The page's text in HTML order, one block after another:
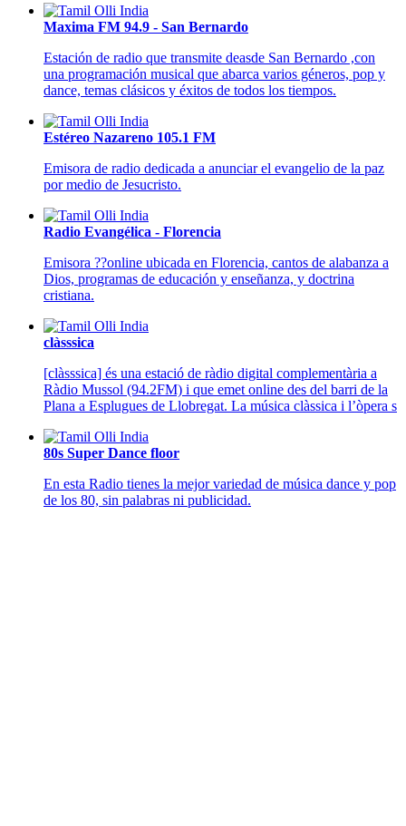
Maxima FM 94.9 - San Bernardo
Estación de radio que transmite deasde San Bernardo ,con
una programación musical que abarca varios géneros, pop y
dance, temas clásicos y éxitos de todos los tiempos.
Estéreo Nazareno 105.1 FM
Emisora de radio dedicada a anunciar el evangelio de la paz
por medio de Jesucristo.
Radio Evangélica - Florencia
Emisora ??online ubicada en Florencia, cantos de alabanza a
Dios, programas de educación y enseñanza, y doctrina
cristiana.
clàsssica
[clàsssica] és una estació de ràdio digital complementària a
Ràdio Mussol (94.2FM) i que emet online des del barri de la
Plana a Esplugues de Llobregat. La música clàssica i l’òpera s
80s Super Dance floor
En esta Radio tienes la mejor variedad de música dance y pop
de los 80, sin palabras ni publicidad.